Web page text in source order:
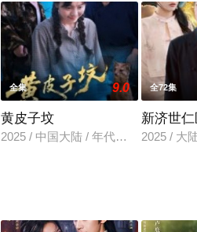
全集 9.0
黄皮子坟
2025 / 中国大陆 / 年代穿越
全72集
新济世
2025 / 大